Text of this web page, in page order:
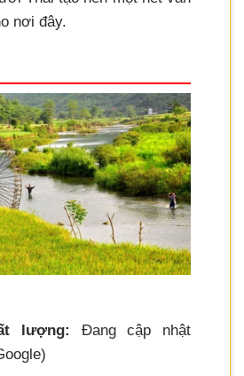
nơi đây.
lượng:
Đang cập nhật